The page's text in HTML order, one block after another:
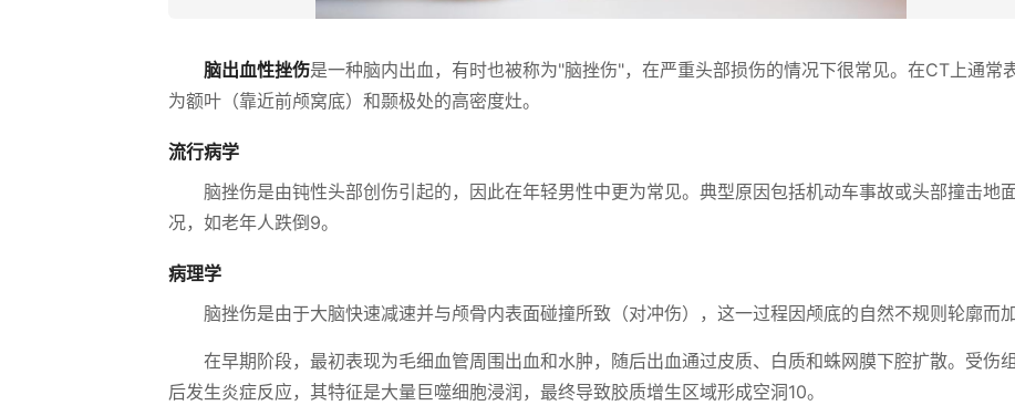
脑出血性挫伤是一种脑内出血，有时也被称为"脑挫伤"，在严重头部损伤的情况下很常见。在CT上通常
为额叶（靠近前颅窝底）和颞极处的高密度灶。
流行病学
脑挫伤是由钝性头部创伤引起的，因此在年轻男性中更为常见。典型原因包括机动车事故或头部撞击地
况，如老年人跌倒9。
病理学
脑挫伤是由于大脑快速减速并与颅骨内表面碰撞所致（对冲伤），这一过程因颅底的自然不规则轮廓而加
在早期阶段，最初表现为毛细血管周围出血和水肿，随后出血通过皮质、白质和蛛网膜下腔扩散。受伤
后发生炎症反应，其特征是大量巨噬细胞浸润，最终导致胶质增生区域形成空洞10。